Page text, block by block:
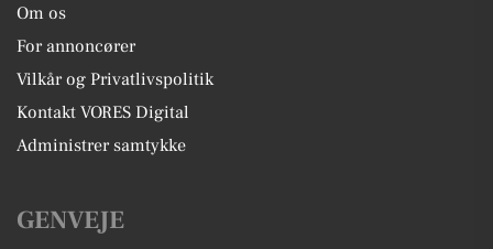
Om os
For annoncører
Vilkår og Privatlivspolitik
Kontakt VORES Digital
Administrer samtykke
GENVEJE